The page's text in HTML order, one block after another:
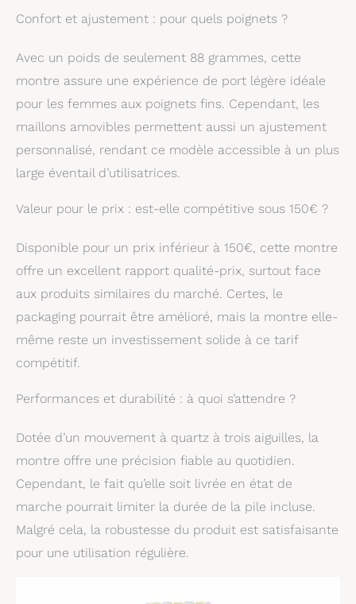
Confort et ajustement : pour quels poignets ?
Avec un poids de seulement 88 grammes, cette
montre assure une expérience de port légère idéale
pour les femmes aux poignets fins. Cependant, les
maillons amovibles permettent aussi un ajustement
personnalisé, rendant ce modèle accessible à un plus
large éventail d’utilisatrices.
Valeur pour le prix : est-elle compétitive sous 150€ ?
Disponible pour un prix inférieur à 150€, cette montre
offre un excellent rapport qualité-prix, surtout face
aux produits similaires du marché. Certes, le
packaging pourrait être amélioré, mais la montre elle-
même reste un investissement solide à ce tarif
compétitif.
Performances et durabilité : à quoi s’attendre ?
Dotée d’un mouvement à quartz à trois aiguilles, la
montre offre une précision fiable au quotidien.
Cependant, le fait qu’elle soit livrée en état de
marche pourrait limiter la durée de la pile incluse.
Malgré cela, la robustesse du produit est satisfaisante
pour une utilisation régulière.